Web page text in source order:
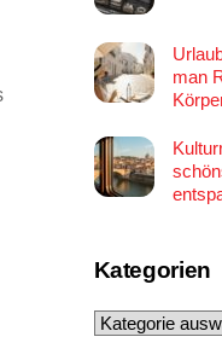
man
Kategorien
Kategorien